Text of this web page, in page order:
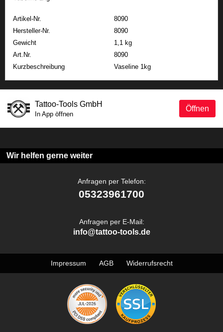
Artikel-Nr.
8090
Hersteller-Nr.
8090
Gewicht
1,1 kg
Art.Nr.
8090
Kurzbeschreibung
Vaseline 1kg
Öffnen
Tattoo-Tools GmbH
In App öffnen
Wir helfen gerne weiter
Anfragen per Telefon:
05323961700
Anfragen per E-Mail:
info@tattoo-tools.de
Impressum AGB Widerrufsrecht